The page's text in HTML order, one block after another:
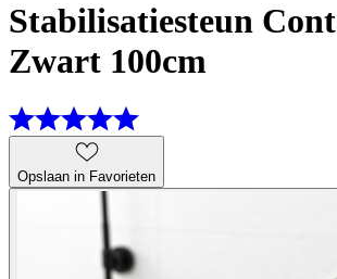
Stabilisatiesteun
Zwart 100cm
Opslaan in Favorieten